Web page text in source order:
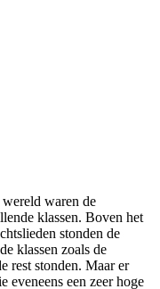
waren de
klassen. Boven het
stonden de
klassen zoals de
rest stonden. Maar er
eveneens een zeer hoge